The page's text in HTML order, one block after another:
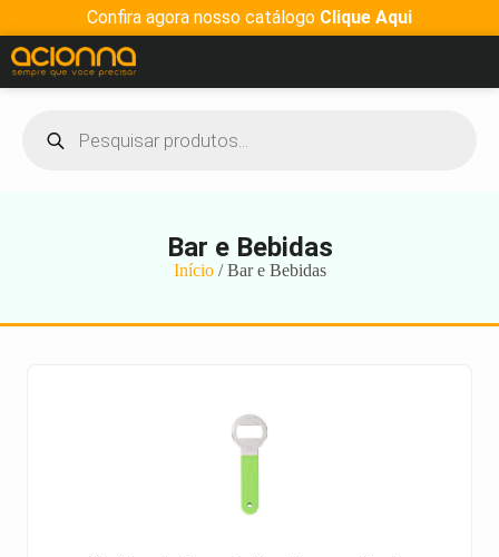
Confira agora nosso catálogo Clique Aqui
Bar e Bebidas
Início/ Bar e Bebidas